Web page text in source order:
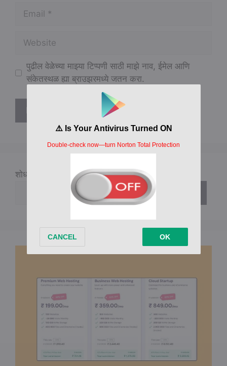
पुढील वेळेच्या माझ्या टिप्पणी साठी माझे नाव, ईमेल आणि
संकेतस्थळ ह्या ब्राउझरमध्ये जतन करा.
शोधा